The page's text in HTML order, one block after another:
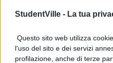
StudentVille - La tua
Questo sito web utilizza
l'uso del sito e dei servizi
profilazione, anche di terze
basati
enigmi e
che, senza mezzi
un elemento assente